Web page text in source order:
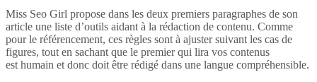
Miss Seo Girl propose dans les deux premiers paragraphes de son
article une liste d’outils aidant à la rédaction de contenu. Comme
pour le référencement, ces règles sont à ajuster suivant les cas de
figures, tout en sachant que le premier qui lira vos contenus
est humain et donc doit être rédigé dans une langue compréhensible.